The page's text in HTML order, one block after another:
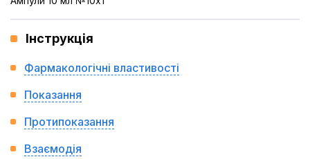
Інструкція
Фармакологічні властивості
Показання
Протипоказання
Взаємодія